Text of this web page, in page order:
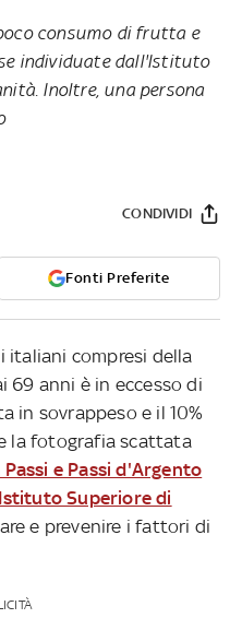
consumo di frutta e
individuate dall'Istituto
Inoltre, una persona
Fonti Preferite
CONDIVIDI
italiani compresi della
69 anni è in eccesso di
in sovrappeso e il 10%
la fotografia scattata
e Passi d'Argento
Superiore di
e prevenire i fattori di